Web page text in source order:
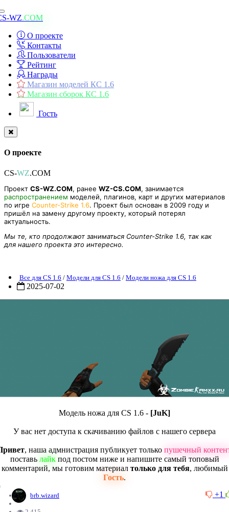
Toggle
navigation
WZ.COM
О проекте
Контакты
Пользователи
Рейтинг
Награды
Магазин моделей КС 1.6
Магазин сборок КС 1.6
Гость
О проекте
CS-WZ.COM
Проект CS-WZ.COM, ранее WZ-CS.COM, занимается
распространением моделей, плагинов, карт и других материалов
по игре Counter-Strike 1.6. Проект был основан в 2009 году и
пришёл на замену другому проекту, который потерял
актуальность.
Мы те, кто продолжают заниматься Counter-Strike 1.6, так как
для нашего проекта это интересно.
Все для CS 1.6 / Модели для CS 1.6 / Модели ножа для CS 1.6
2025-07-02
Модель ножа для CS 1.6 - [JuK]
У вас нет доступа к скачиванию файлов с нашего сервера
, наша адмнистрация публикует только пушечный
поставь лайкпод постом ниже и напишите самый топовый
комментарий, мы готовим материал только для тебя, любимый
Гость.
+1
brb.wizard